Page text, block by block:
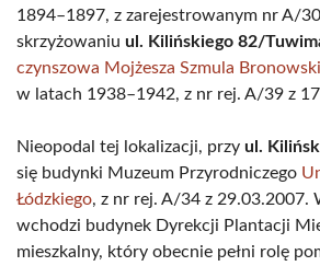
1894–1897, z zarejestrowanym nr A/
skrzyżowaniu ul. Kilińskiego 82/
czynszowa Mojżesza Szmula
w latach 1938–1942, z nr rej. A/39 z
Nieopodal tej lokalizacji, przy ul.
się budynki Muzeum Przyrodniczego
Łódzkiego, z nr rej. A/34 z 29.03.2007.
wchodzi budynek Dyrekcji Plantacji
mieszkalny, który obecnie pełni rolę